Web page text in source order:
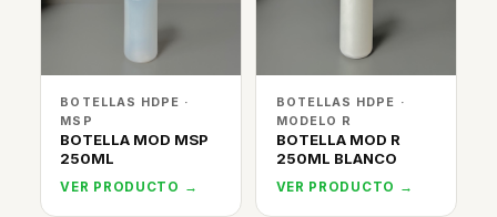
BOTELLAS HDPE ·
MSP
BOTELLA MOD MSP
250ML
VER PRODUCTO →
BOTELLAS HDPE ·
MODELO R
BOTELLA MOD R
250ML BLANCO
VER PRODUCTO →